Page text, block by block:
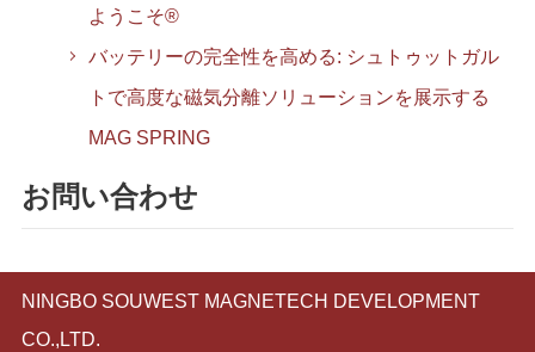
ようこそ®
バッテリーの完全性を高める: シュトゥットガル
トで高度な磁気分離ソリューションを展示する
MAG SPRING
お問い合わせ
NINGBO SOUWEST MAGNETECH DEVELOPMENT
CO.,LTD.